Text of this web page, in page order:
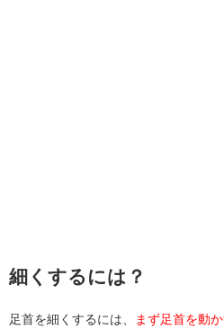
細くするには？
足首を細くするには、 まず足首を動